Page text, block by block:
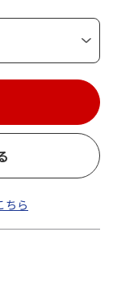
ちら